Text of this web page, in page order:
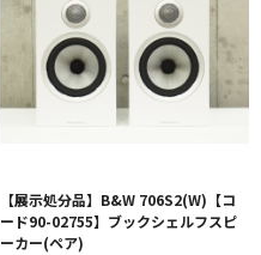
【展示処分品】B&W 706S2(W)【コ
ード90-02755】ブックシェルフスピ
ーカー(ペア)